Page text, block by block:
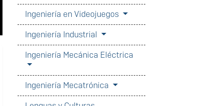
Ingeniería en Videojuegos
Ingeniería Industrial
Ingeniería Mecánica Eléctrica
Ingeniería Mecatrónica